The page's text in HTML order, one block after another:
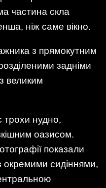
частина скла
ніж саме вікно.
з прямокутним
задніми
великим
трохи нудно,
оазисом.
показали
окремими сидіннями,